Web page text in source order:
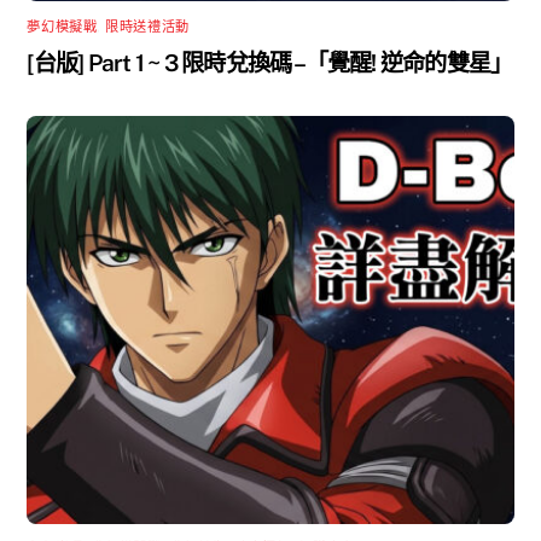
夢幻模擬戰 限時送禮活動
[台版] Part 1 ~ 3 限時兌換碼 –「覺醒! 逆命的雙星」